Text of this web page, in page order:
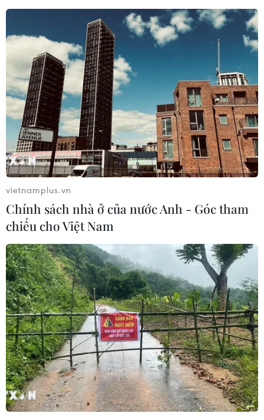
vietnamplus.vn
Chính sách nhà ở của nước Anh - Góc tham
chiếu cho Việt Nam